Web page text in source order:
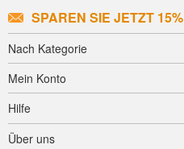
SPAREN SIE JETZT 15%
Nach Kategorie
Mein Konto
Hilfe
Über uns